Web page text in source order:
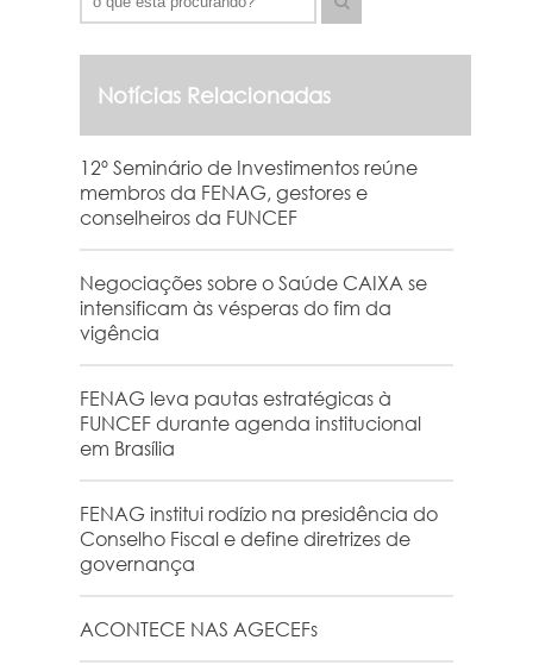
Notícias Relacionadas
12º Seminário de Investimentos reúne
membros da FENAG, gestores e
conselheiros da FUNCEF
Negociações sobre o Saúde CAIXA se
intensificam às vésperas do fim da
vigência
FENAG leva pautas estratégicas à
FUNCEF durante agenda institucional
em Brasília
FENAG institui rodízio na presidência do
Conselho Fiscal e define diretrizes de
governança
ACONTECE NAS AGECEFs